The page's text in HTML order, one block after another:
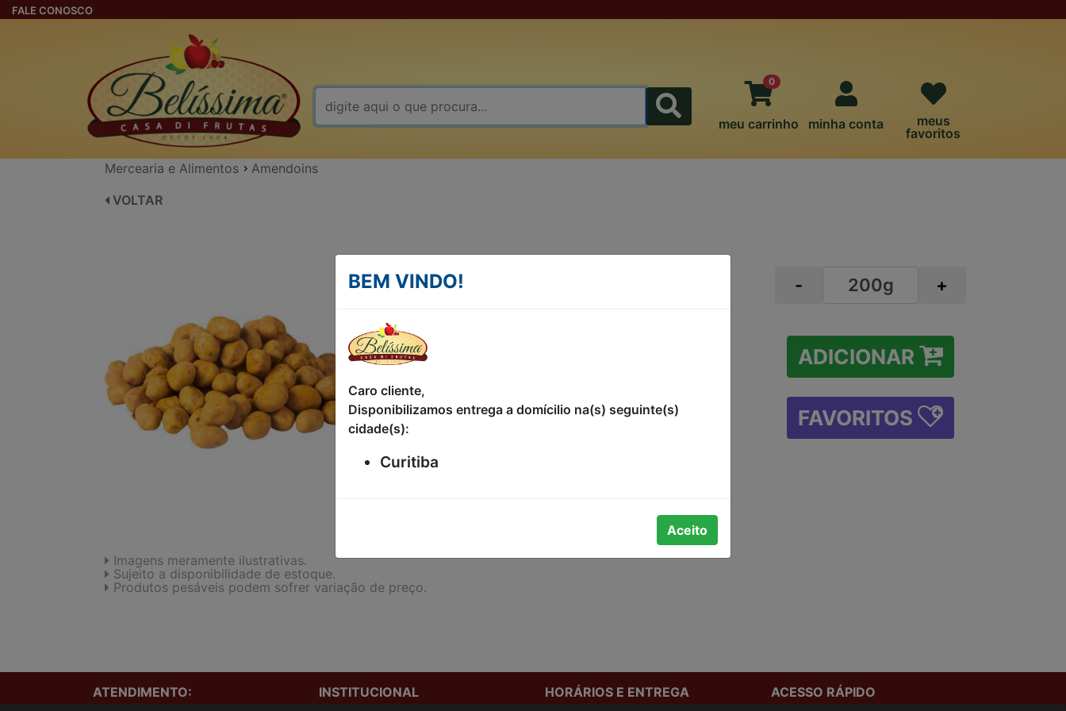
FALE CONOSCO
0
meu carrinho minha conta
meus
favoritos
Mercearia e Alimentos
Amendoins
VOLTAR
AMENDOIM TRADICIONAL
AMENDOIM TRADICIONAL KG
R$59,90
- +
ADICIONAR
FAVORITOS
Imagens meramente ilustrativas.
Sujeito a disponibilidade de estoque.
Produtos pesáveis podem sofrer variação de preço.
BEM VINDO!
Caro cliente,
Disponibilizamos entrega a domícilio na(s) seguinte(s)
cidade(s):
Curitiba
Aceito
ATENDIMENTO: INSTITUCIONAL HORÁRIOS E ENTREGA ACESSO RÁPIDO